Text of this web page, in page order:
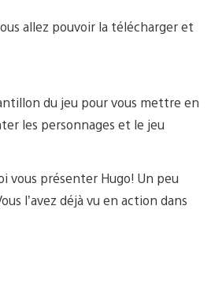
allez pouvoir la télécharger et
du jeu pour vous mettre en
les personnages et le jeu
vous présenter Hugo! Un peu
l’avez déjà vu en action dans